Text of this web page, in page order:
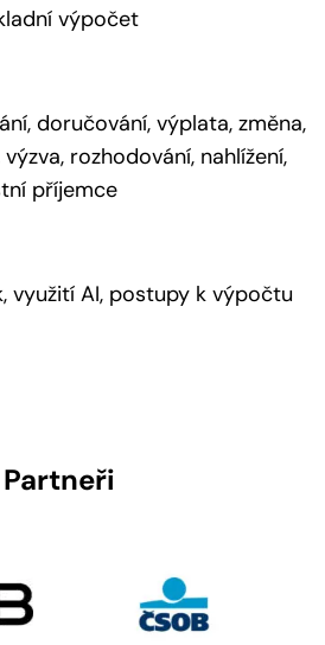
výpočet
doručování, výplata, změna,
rozhodování, nahlížení,
příjemce
využití AI, postupy k výpočtu
Partneři